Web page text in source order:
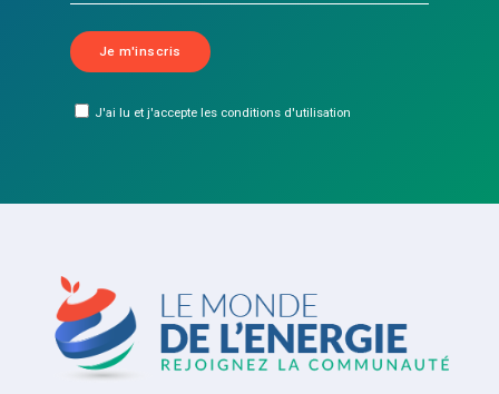
J'ai lu et j'accepte les conditions d'utilisation